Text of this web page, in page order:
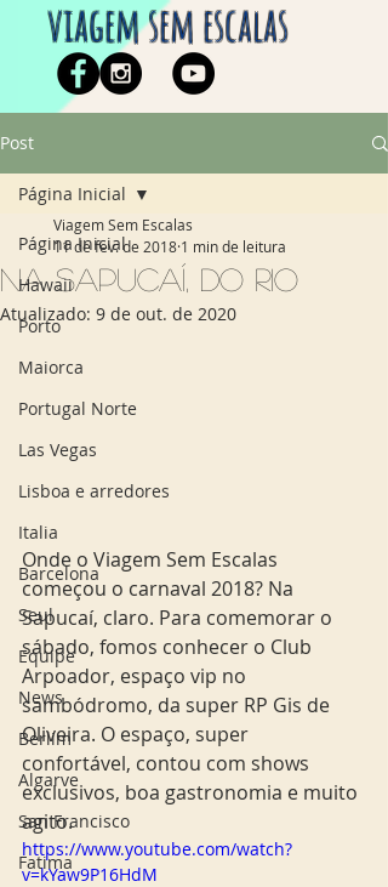
viagem sem escalas
Post
Página Inicial
Hawaii
Porto
Maiorca
Portugal Norte
Las Vegas
Lisboa e arredores
Italia
Barcelona
Seul
Equipe
News
Berlim
Algarve
San Francisco
Fatima
Página Inicial
Na Sapucaí, do Rio
Viagem Sem Escalas
11 de fev. de 2018 1 min de leitura
Atualizado: 9 de out. de 2020
Onde o Viagem Sem Escalas
começou o carnaval 2018? Na
Sapucaí, claro. Para comemorar o
sábado, fomos conhecer o Club
Arpoador, espaço vip no
sambódromo, da super RP Gis de
Oliveira. O espaço, super
confortável, contou com shows
exclusivos, boa gastronomia e muito
agito.
https://www.youtube.com/watch?
v=kYaw9P16HdM